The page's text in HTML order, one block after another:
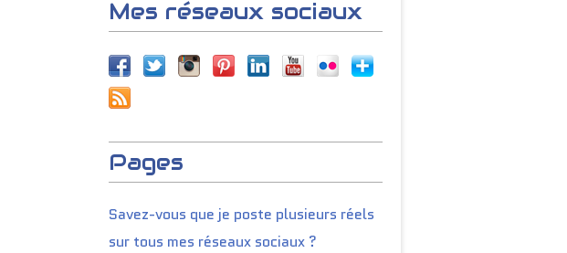
Mes réseaux sociaux
Pages
Savez-vous que je poste plusieurs réels
sur tous mes réseaux sociaux ?